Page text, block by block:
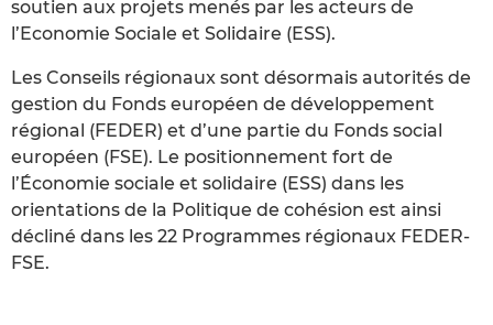
soutien aux projets menés par les acteurs de
l’Economie Sociale et Solidaire (ESS).
Les Conseils régionaux sont désormais autorités de
gestion du Fonds européen de développement
régional (FEDER) et d’une partie du Fonds social
européen (FSE). Le positionnement fort de
l’Économie sociale et solidaire (ESS) dans les
orientations de la Politique de cohésion est ainsi
décliné dans les 22 Programmes régionaux FEDER-
FSE.